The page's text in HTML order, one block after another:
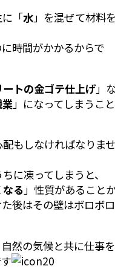
「水」を混ぜて材料
時間がかかるからで
トの金ゴテ仕上げ」
」になってしまうこと
配もしなければなりませ
に凍ってしまうと、
る」性質があること
後はその壁はボロボロ
然の気候と共に仕事を